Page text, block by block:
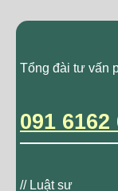
Tổng đài tư vấn
091 6162
// Luật sư